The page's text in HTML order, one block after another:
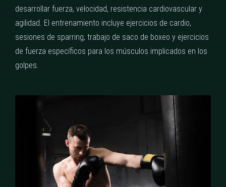
desarrollar fuerza, velocidad, resistencia cardiovascular y
agilidad. El entrenamiento incluye ejercicios de cardio,
sesiones de sparring, trabajo de saco de boxeo y ejercicios
de fuerza específicos para los músculos implicados en los
golpes.